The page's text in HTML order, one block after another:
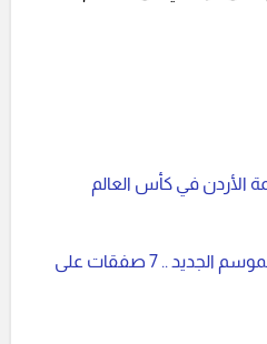
الأردن في كأس العالم
الأهلي يضع خطة تدعيمات الموسم الجديد .. 7 صفقات على